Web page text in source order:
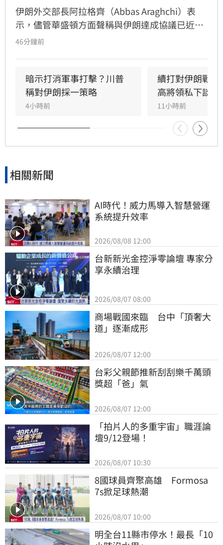
伊朗外交部長阿拉格齊（Abbas Araghchi）表
示，儘管華盛頓方面聲稱與伊朗達成協議已近在
眼前，但德黑蘭目前並未與美國直接談判，僅透
峽（Strait of Hormuz）能否重啟仍存在極大變
數。與此同時，伊朗支持的葉門準政府及軍事組
織「胡塞武裝」（Houthis）再度攻擊「沙烏地
46分鐘前
暗示打消軍事打擊？川普
稱對伊朗採一策略
4小時前
續打對伊朗戰
高將領私下談退
11小時前
相關新聞
AI時代！威力馬導入智慧營運
系統提升效率
2026/08/08 12:00
台新新光金控淨零論壇 專家分
享永續治理
2026/08/07 08:00
商場戰國來臨　台中「頂奢大
道」逐漸成形
2026/08/07 12:00
台彩父親節推新刮刮樂千萬頭
獎超「爸」氣
2026/08/07 12:00
「拍片人的多重宇宙」職涯論
壇9/12登場！
2026/08/07 10:30
8國球員齊聚高雄　Formosa
7s掀足球熱潮
2026/08/07 10:00
明全台11縣市停水！最長「10